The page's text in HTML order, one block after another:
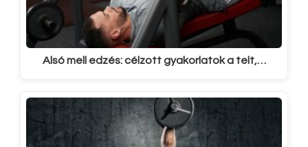
Alsó mell edzés: célzott gyakorlatok a telt,…